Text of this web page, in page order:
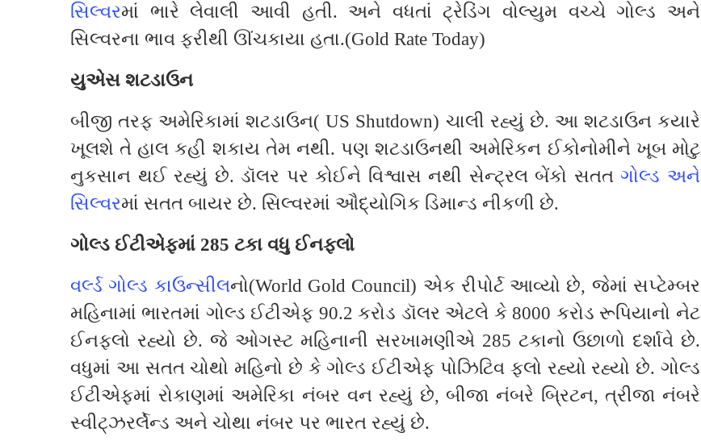
સિલ્વરમાં ભારે લેવાલી આવી હતી. અને વધતાં ટ્રેડિંગ વોલ્યુમ વચ્ચે ગોલ્ડ અને
સિલ્વરના ભાવ ફરીથી ઊંચકાયા હતા.(Gold Rate Today)
યુએસ શટડાઉન
બીજી તરફ અમેરિકામાં શટડાઉન( US Shutdown) ચાલી રહ્યું છે. આ શટડાઉન કયારે
ખૂલશે તે હાલ કહી શકાય તેમ નથી. પણ શટડાઉનથી અમેરિકન ઈકોનોમીને ખૂબ મોટુ
નુકસાન થઈ રહ્યું છે. ડૉલર પર કોઈને વિશ્વાસ નથી સેન્ટ્રલ બેંકો સતત ગોલ્ડ અને
સિલ્વરમાં સતત બાયર છે. સિલ્વરમાં ઔદ્યોગિક ડિમાન્ડ નીકળી છે.
ગોલ્ડ ઈટીએફમાં 285 ટકા વધુ ઈનફ્લો
વર્લ્ડ ગોલ્ડ કાઉન્સીલનો(World Gold Council) એક રીપોર્ટ આવ્યો છે, જેમાં સપ્ટેમ્બર
મહિનામાં ભારતમાં ગોલ્ડ ઈટીએફ 90.2 કરોડ ડૉલર એટલે કે 8000 કરોડ રૂપિયાનો નેટ
ઈનફ્લો રહ્યો છે. જે ઓગસ્ટ મહિનાની સરખામણીએ 285 ટકાનો ઉછાળો દર્શાવે છે.
વધુમાં આ સતત ચોથો મહિનો છે કે ગોલ્ડ ઈટીએફ પોઝિટિવ ફ્લો રહ્યો રહ્યો છે. ગોલ્ડ
ઈટીએફમાં રોકાણમાં અમેરિકા નંબર વન રહ્યું છે, બીજા નંબરે બ્રિટન, ત્રીજા નંબરે
સ્વીટ્ઝરર્લેન્ડ અને ચોથા નંબર પર ભારત રહ્યું છે.